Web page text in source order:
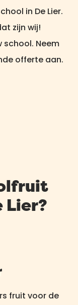
in De Lier.
zijn wij!
school. Neem
offerte aan.
Lier?
fruit voor de